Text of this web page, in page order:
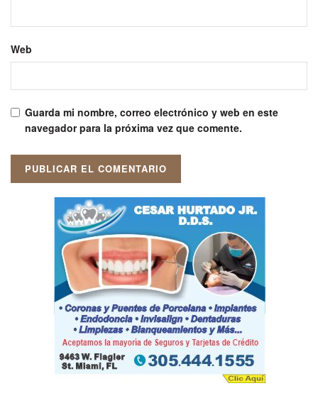
Web
Guarda mi nombre, correo electrónico y web en este
navegador para la próxima vez que comente.